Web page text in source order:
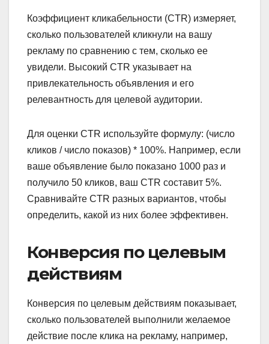
Коэффициент кликабельности (CTR) измеряет,
сколько пользователей кликнули на вашу
рекламу по сравнению с тем, сколько ее
увидели. Высокий CTR указывает на
привлекательность объявления и его
релевантность для целевой аудитории.
Для оценки CTR используйте формулу: (число
кликов / число показов) * 100%. Например, если
ваше объявление было показано 1000 раз и
получило 50 кликов, ваш CTR составит 5%.
Сравнивайте CTR разных вариантов, чтобы
определить, какой из них более эффективен.
Конверсия по целевым
действиям
Конверсия по целевым действиям показывает,
сколько пользователей выполнили желаемое
действие после клика на рекламу, например,